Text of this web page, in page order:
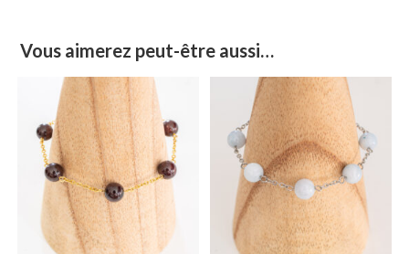
Vous aimerez peut-être aussi…